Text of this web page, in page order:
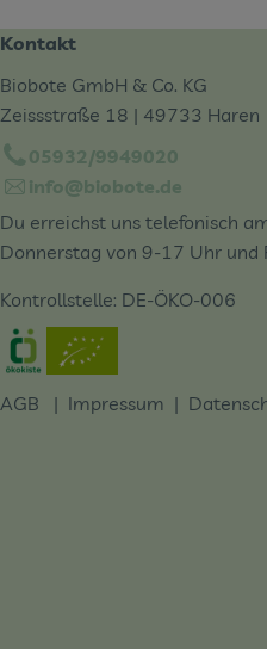
Kontakt
Biobote GmbH & Co. KG
Zeissstraße 18 | 49733 Haren
05932/9949020
info@biobote.de
Du erreichst uns telefonisch
Donnerstag von 9-17 Uhr
Kontrollstelle: DE-ÖKO-006
Externer Link zu https://
AGB | Impressum |